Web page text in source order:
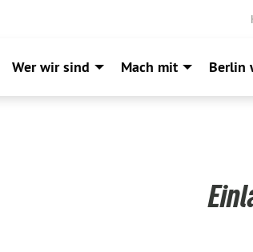
Wer wir sind Mach mit Berlin